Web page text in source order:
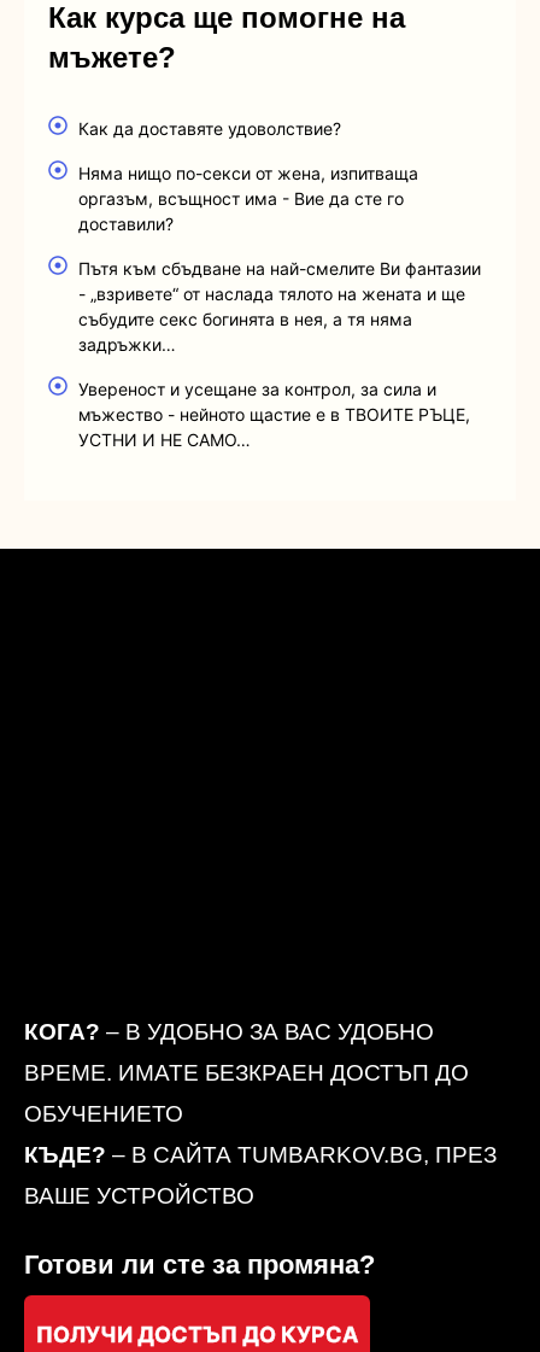
Как курса ще помогне на
мъжете?
Как да доставяте удоволствие?
Няма нищо по-секси от жена, изпитваща
оргазъм, всъщност има - Вие да сте го
доставили?
Пътя към сбъдване на най-смелите Ви фантазии
- „взривете“ от наслада тялото на жената и ще
събудите секс богинята в нея, а тя няма
задръжки…
Увереност и усещане за контрол, за сила и
мъжество - нейното щастие е в ТВОИТЕ РЪЦЕ,
УСТНИ И НЕ САМО…
КОГА? – В УДОБНО ЗА ВАС УДОБНО
ВРЕМЕ. ИМАТЕ БЕЗКРАЕН ДОСТЪП ДО
ОБУЧЕНИЕТО
КЪДЕ? – В САЙТА TUMBARKOV.BG, ПРЕЗ
ВАШЕ УСТРОЙСТВО
Готови ли сте за промяна?
ПОЛУЧИ ДОСТЪП ДО КУРСА